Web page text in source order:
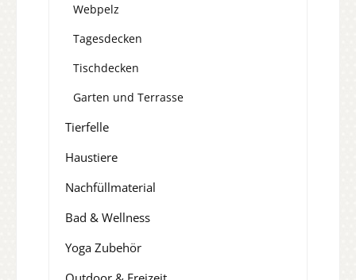
Webpelz
Tagesdecken
Tischdecken
Garten und Terrasse
Tierfelle
Haustiere
Nachfüllmaterial
Bad & Wellness
Yoga Zubehör